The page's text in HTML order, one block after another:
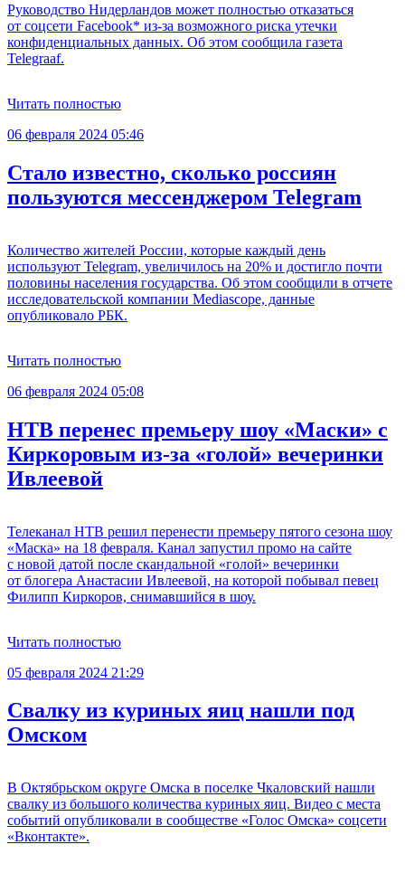
Руководство Нидерландов может полностью отказаться
от соцсети Facebook* из-за возможного риска утечки
конфиденциальных данных. Об этом сообщила газета
Telegraaf.
Читать полностью
06 февраля 2024 05:46
Стало известно, сколько россиян
пользуются мессенджером Telegram
Количество жителей России, которые каждый день
используют Telegram, увеличилось на 20% и достигло почти
половины населения государства. Об этом сообщили в отчете
исследовательской компании Mediascope, данные
опубликовало РБК.
Читать полностью
06 февраля 2024 05:08
НТВ перенес премьеру шоу «Маски» с
Киркоровым из-за «голой» вечеринки
Ивлеевой
Телеканал НТВ решил перенести премьеру пятого сезона шоу
«Маска» на 18 февраля. Канал запустил промо на сайте
с новой датой после скандальной «голой» вечеринки
от блогера Анастасии Ивлеевой, на которой побывал певец
Филипп Киркоров, снимавшийся в шоу.
Читать полностью
05 февраля 2024 21:29
Свалку из куриных яиц нашли под
Омском
В Октябрьском округе Омска в поселке Чкаловский нашли
свалку из большого количества куриных яиц. Видео с места
событий опубликовали в сообществе «Голос Омска» соцсети
«Вконтакте».